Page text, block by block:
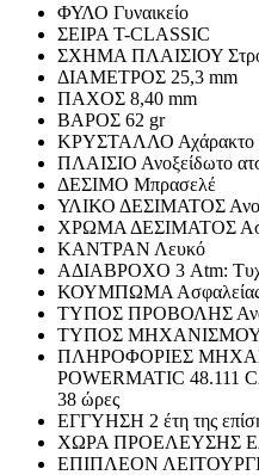
ΦΥΛΟ Γυναικείο
ΣΕΙΡΑ T-CLASSIC
ΣΧΗΜΑ ΠΛΑΙΣΙΟΥ
ΔΙΑΜΕΤΡΟΣ 25,3 mm
ΠΑΧΟΣ 8,40 mm
ΒΑΡΟΣ 62 gr
ΚΡΥΣΤΑΛΛΟ Αχάρακτο
ΠΛΑΙΣΙΟ Ανοξείδωτο
ΔΕΣΙΜΟ Μπρασελέ
ΥΛΙΚΟ ΔΕΣΙΜΑΤΟΣ
ΧΡΩΜΑ ΔΕΣΙΜΑΤΟΣ
ΚΑΝΤΡΑΝ Λευκό
ΑΔΙΑΒΡΟΧΟ 3 Atm:
ΚΟΥΜΠΩΜΑ
ΤΥΠΟΣ ΠΡΟΒΟΛΗΣ
ΤΥΠΟΣ
ΠΛΗΡΟΦΟΡΙΕΣ
POWERMATIC 48.111
38 ώρες
ΕΓΓΥΗΣΗ 2 έτη της
ΧΩΡΑ ΠΡΟΕΛΕΥΣΗΣ
ΕΠΙΠΛΕΟΝ